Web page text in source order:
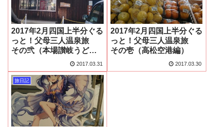
2017年2月四国上半分ぐる
っと！父母三人温泉旅
その弐（本場讃岐うどん
2017.03.31
2017年2月四国上半分ぐる
っと！父母三人温泉旅
その壱（高松空港編）
2017.03.30
旅日記